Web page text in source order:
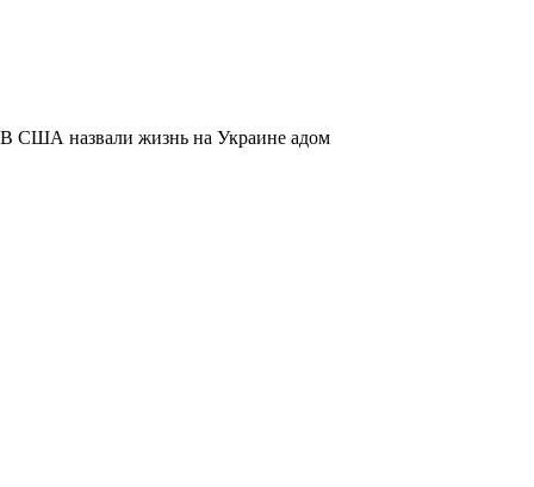
В США назвали жизнь на Украине адом